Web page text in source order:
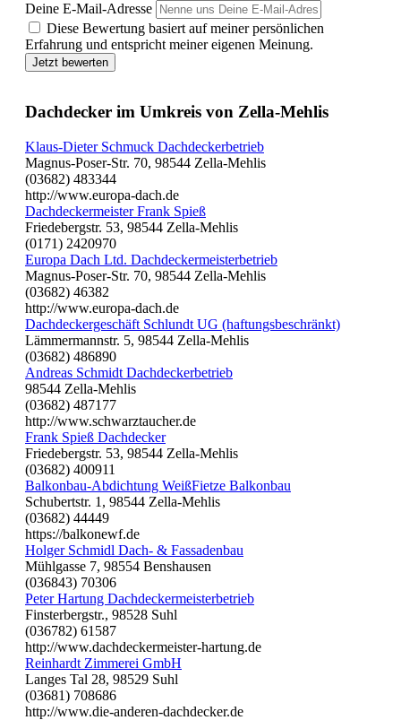
Deine E-Mail-Adresse
Diese Bewertung basiert auf meiner persönlichen
Erfahrung und entspricht meiner eigenen Meinung.
Jetzt bewerten
Dachdecker im Umkreis von Zella-Mehlis
Klaus-Dieter Schmuck Dachdeckerbetrieb
Magnus-Poser-Str. 70, 98544 Zella-Mehlis
(03682) 483344
http://www.europa-dach.de
Dachdeckermeister Frank Spieß
Friedebergstr. 53, 98544 Zella-Mehlis
(0171) 2420970
Europa Dach Ltd. Dachdeckermeisterbetrieb
Magnus-Poser-Str. 70, 98544 Zella-Mehlis
(03682) 46382
http://www.europa-dach.de
Dachdeckergeschäft Schlundt UG (haftungsbeschränkt)
Lämmermannstr. 5, 98544 Zella-Mehlis
(03682) 486890
Andreas Schmidt Dachdeckerbetrieb
98544 Zella-Mehlis
(03682) 487177
http://www.schwarztaucher.de
Frank Spieß Dachdecker
Friedebergstr. 53, 98544 Zella-Mehlis
(03682) 400911
Balkonbau-Abdichtung WeißFietze Balkonbau
Schubertstr. 1, 98544 Zella-Mehlis
(03682) 44449
https://balkonewf.de
Holger Schmidl Dach- & Fassadenbau
Mühlgasse 7, 98554 Benshausen
(036843) 70306
Peter Hartung Dachdeckermeisterbetrieb
Finsterbergstr., 98528 Suhl
(036782) 61587
http://www.dachdeckermeister-hartung.de
Reinhardt Zimmerei GmbH
Langes Tal 28, 98529 Suhl
(03681) 708686
http://www.die-anderen-dachdecker.de